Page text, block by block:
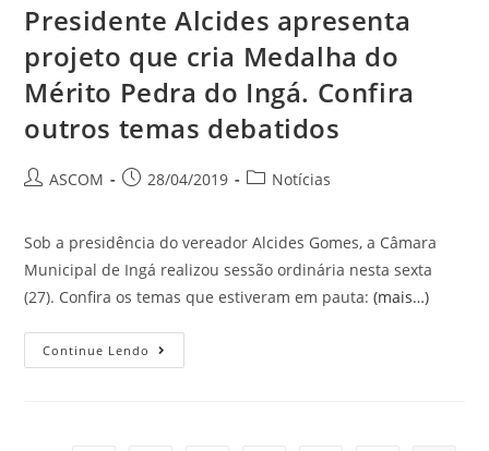
Presidente Alcides apresenta
projeto que cria Medalha do
Mérito Pedra do Ingá. Confira
outros temas debatidos
ASCOM 28/04/2019 Notícias
Sob a presidência do vereador Alcides Gomes, a Câmara
Municipal de Ingá realizou sessão ordinária nesta sexta
(27). Confira os temas que estiveram em pauta:(mais…)
Continue Lendo